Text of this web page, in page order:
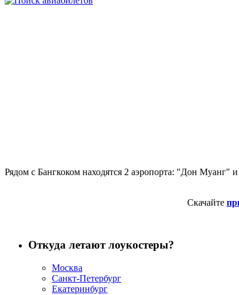
Рядом с Бангкоком находятся 2 аэропорта: "Дон
Скачайте
Откуда летают лоукостеры?
Москва
Санкт-Петербург
Екатеринбург